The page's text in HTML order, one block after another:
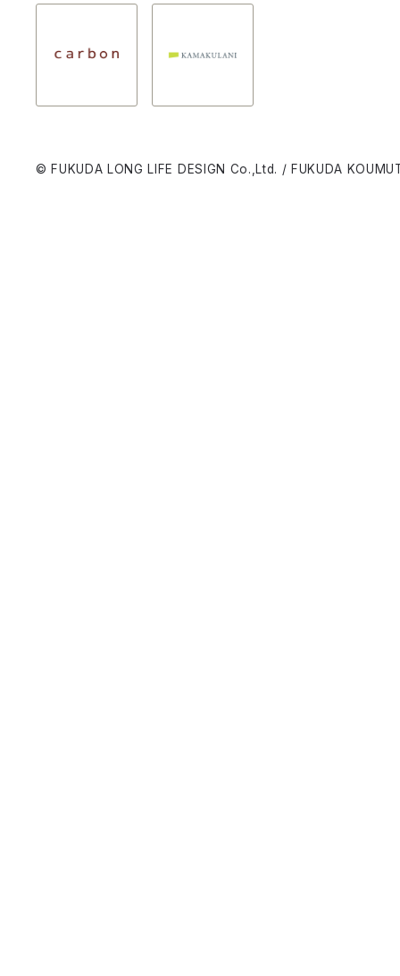
© FUKUDA LONG LIFE DESIGN Co.,Ltd. / FUKUDA